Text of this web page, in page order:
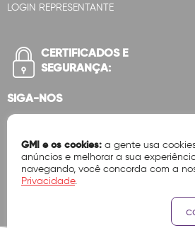
LOGIN REPRESENTANTE
CERTIFICADOS E
SEGURANÇA:
SIGA-NOS
GMI e os cookies: a gente usa
anúncios e melhorar a sua
navegando, você concorda com a
Privacidade.